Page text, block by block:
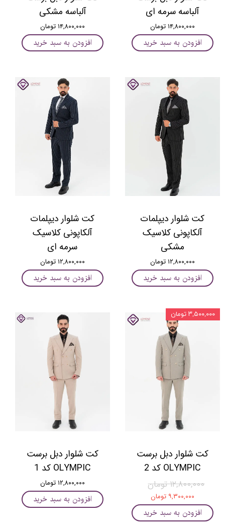
آلباسه سرمه ای
۱۴,۸۰۰,۰۰۰ تومان
افزودن به سبد خرید
آلباسه مشکی
۱۴,۸۰۰,۰۰۰ تومان
افزودن به سبد خرید
کت شلوار دیپلمات
آلکاپونی کلاسیک
مشکی
۱۲,۸۰۰,۰۰۰ تومان
افزودن به سبد خرید
کت شلوار دیپلمات
آلکاپونی کلاسیک
سرمه ای
۱۲,۸۰۰,۰۰۰ تومان
افزودن به سبد خرید
کت شلوار دبل برست
OLYMPIC کد 2
۱۲,۸۰۰,۰۰۰ تومان
۹,۳۰۰,۰۰۰ تومان
افزودن به سبد خرید
۳,۵۰۰,۰۰۰ تومان
کت شلوار دبل برست
OLYMPIC کد 1
۱۲,۸۰۰,۰۰۰ تومان
افزودن به سبد خرید